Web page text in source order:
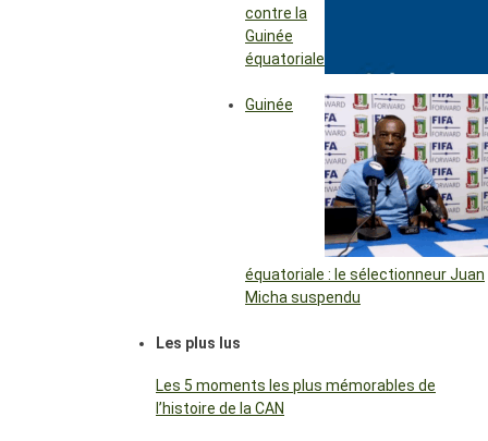
contre la
Guinée
équatoriale
Guinée
équatoriale : le sélectionneur Juan
Micha suspendu
Les plus lus
Les 5 moments les plus mémorables de
l’histoire de la CAN